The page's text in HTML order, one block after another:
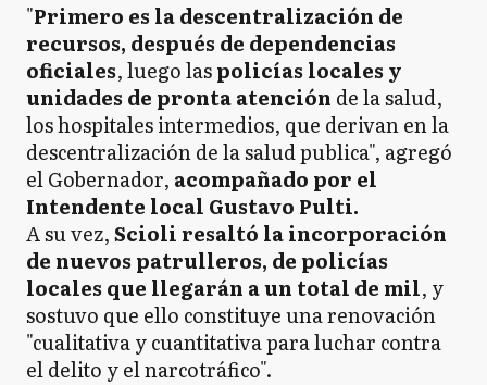
"Primero es la descentralización de
recursos, después de dependencias
oficiales, luego laspolicías locales y
unidades de pronta atención de la salud,
los hospitales intermedios, que derivan en la
descentralización de la salud publica", agregó
el Gobernador, acompañado por el
Intendente local Gustavo Pulti.
A su vez,Scioli resaltó la incorporación
de nuevos patrulleros, de policías
locales que llegarán a un total de mil, y
sostuvo que ello constituye una renovación
"cualitativa y cuantitativa para luchar contra
el delito y el narcotráfico".